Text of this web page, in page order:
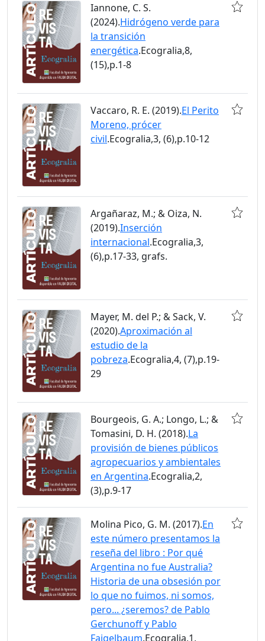
Iannone, C. S.
(2024).Hidrógeno verde para
la transición
energética.Ecogralia,8,
(15),p.1-8
Vaccaro, R. E. (2019).El Perito
Moreno, prócer
civil.Ecogralia,3, (6),p.10-12
Argañaraz, M.; & Oiza, N.
(2019).Inserción
internacional.Ecogralia,3,
(6),p.17-33, grafs.
Mayer, M. del P.; & Sack, V.
(2020).Aproximación al
estudio de la
pobreza.Ecogralia,4, (7),p.19-
29
Bourgeois, G. A.; Longo, L.; &
Tomasini, D. H. (2018).La
provisión de bienes públicos
agropecuarios y ambientales
en Argentina.Ecogralia,2,
(3),p.9-17
Molina Pico, G. M. (2017).En
este número presentamos la
reseña del libro : Por qué
Argentina no fue Australia?
Historia de una obsesión por
lo que no fuimos, ni somos,
pero... ¿seremos? de Pablo
Gerchunoff y Pablo
Fajgelbaum.Ecogralia,1,